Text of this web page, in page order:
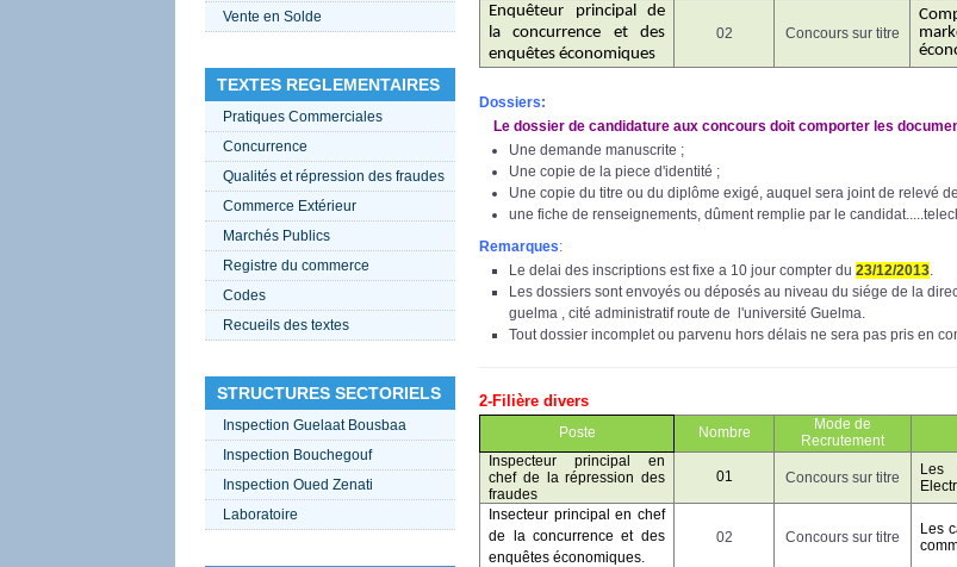
Vente en Solde
TEXTES REGLEMENTAIRES
Pratiques Commerciales
Concurrence
Qualités et répression des fraudes
Commerce Extérieur
Marchés Publics
Registre du commerce
Codes
Recueils des textes
STRUCTURES SECTORIELS
Inspection Guelaat Bousbaa
Inspection Bouchegouf
Inspection Oued Zenati
Laboratoire
Enquêteur principal de
la concurrence et des
enquêtes économiques
02 Concours sur titre
Dossiers:
Le dossier de candidature aux concours doit comporter les
Une demande manuscrite ;
Une copie de la piece d'identité ;
Une copie du titre ou du diplôme exigé, auquel sera joint de relevé
une fiche de renseignements, dûment remplie par le
Remarques:
Le delai des inscriptions est fixe a 10 jour compter du 23/12/2013
Les dossiers sont envoyés ou déposés au niveau du siége de la
guelma , cité administratif route de l'université Guelma.
Tout dossier incomplet ou parvenu hors délais ne sera pas pris en
2-Filière divers
Poste Nombre
Mode de
Recrutement
Inspecteur principal en
chef de la répression des
fraudes
01 Concours sur titre Les
Insecteur principal en chef
de la concurrence et des
enquêtes économiques.
02 Concours sur titre Les